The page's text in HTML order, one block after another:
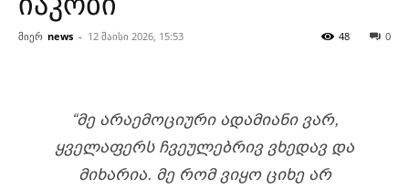
მიერ news - 12 მაისი 2026, 15:53 0
48
“ᲛᲔ ᲐᲠᲐᲔᲛᲝᲪᲘᲣᲠᲘ ᲐᲓᲐᲛᲘᲐᲜᲘ ᲕᲐᲠ,
ᲧᲕᲔᲚᲐᲤᲔᲠᲡ ᲩᲕᲔᲣᲚᲔᲑᲠᲘᲕ ᲕᲮᲔᲓᲐᲕ ᲓᲐ
ᲛᲘᲮᲐᲠᲘᲐ. ᲛᲔ ᲠᲝᲛ ᲕᲘᲧᲝ ᲪᲘᲮᲔ ᲐᲠ